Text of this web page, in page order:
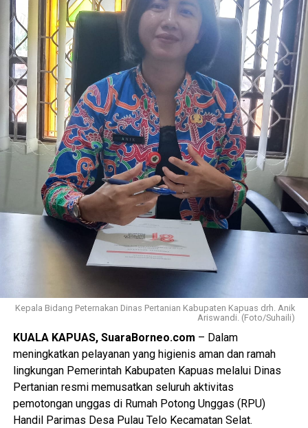
Kepala Bidang Peternakan Dinas Pertanian Kabupaten Kapuas drh. Anik
Ariswandi. (Foto/Suhaili)
KUALA KAPUAS, SuaraBorneo.com – Dalam
meningkatkan pelayanan yang higienis aman dan ramah
lingkungan Pemerintah Kabupaten Kapuas melalui Dinas
Pertanian resmi memusatkan seluruh aktivitas
pemotongan unggas di Rumah Potong Unggas (RPU)
Handil Parimas Desa Pulau Telo Kecamatan Selat.